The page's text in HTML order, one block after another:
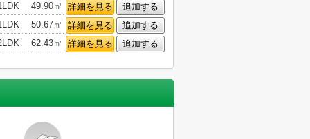
49.90㎡ 詳細を見る
追加する
50.67㎡ 詳細を見る
追加する
62.43㎡ 詳細を見る 追加する